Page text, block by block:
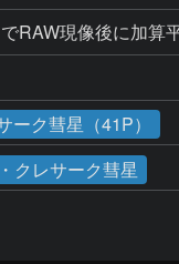
RAW現像後に加
ーク彗星（41P）
クレサーク彗星